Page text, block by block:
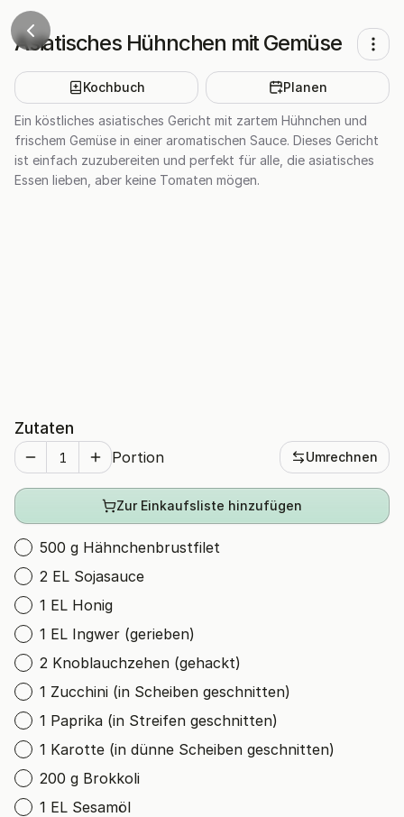
Asiatisches Hühnchen mit Gemüse
Kochbuch Planen
Ein köstliches asiatisches Gericht mit zartem Hühnchen und
frischem Gemüse in einer aromatischen Sauce. Dieses Gericht
ist einfach zuzubereiten und perfekt für alle, die asiatisches
Essen lieben, aber keine Tomaten mögen.
Zutaten
Portion Umrechnen
Zur Einkaufsliste hinzufügen
500 g Hähnchenbrustfilet
2 EL Sojasauce
1 EL Honig
1 EL Ingwer (gerieben)
2 Knoblauchzehen (gehackt)
1 Zucchini (in Scheiben geschnitten)
1 Paprika (in Streifen geschnitten)
1 Karotte (in dünne Scheiben geschnitten)
200 g Brokkoli
1 EL Sesamöl